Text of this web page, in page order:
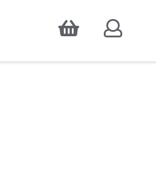
Accepter
pour